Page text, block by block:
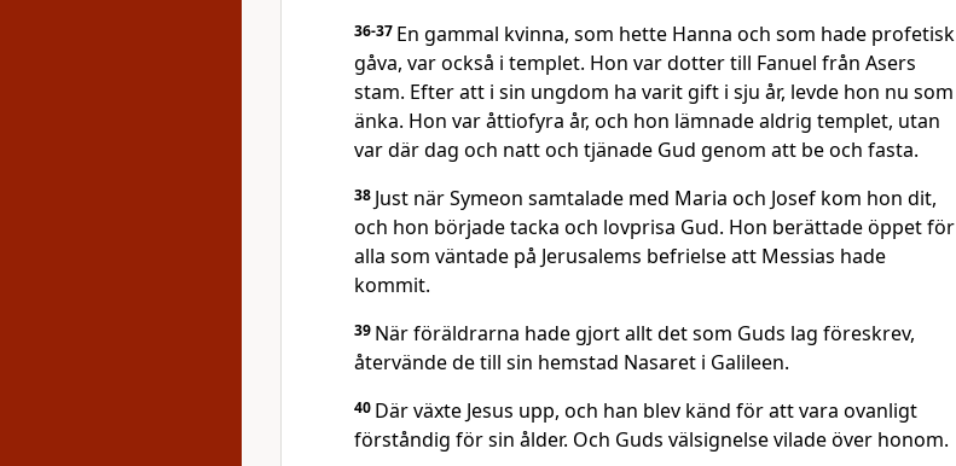
36-37 En gammal kvinna, som hette Hanna och som hade profetisk
gåva, var också i templet. Hon var dotter till Fanuel från Asers
stam. Efter att i sin ungdom ha varit gift i sju år, levde hon nu som
änka. Hon var åttiofyra år, och hon lämnade aldrig templet, utan
var där dag och natt och tjänade Gud genom att be och fasta.
38 Just när Symeon samtalade med Maria och Josef kom hon dit,
och hon började tacka och lovprisa Gud. Hon berättade öppet för
alla som väntade på Jerusalems befrielse att Messias hade
kommit.
39 När föräldrarna hade gjort allt det som Guds lag föreskrev,
återvände de till sin hemstad Nasaret i Galileen.
40 Där växte Jesus upp, och han blev känd för att vara ovanligt
förståndig för sin ålder. Och Guds välsignelse vilade över honom.